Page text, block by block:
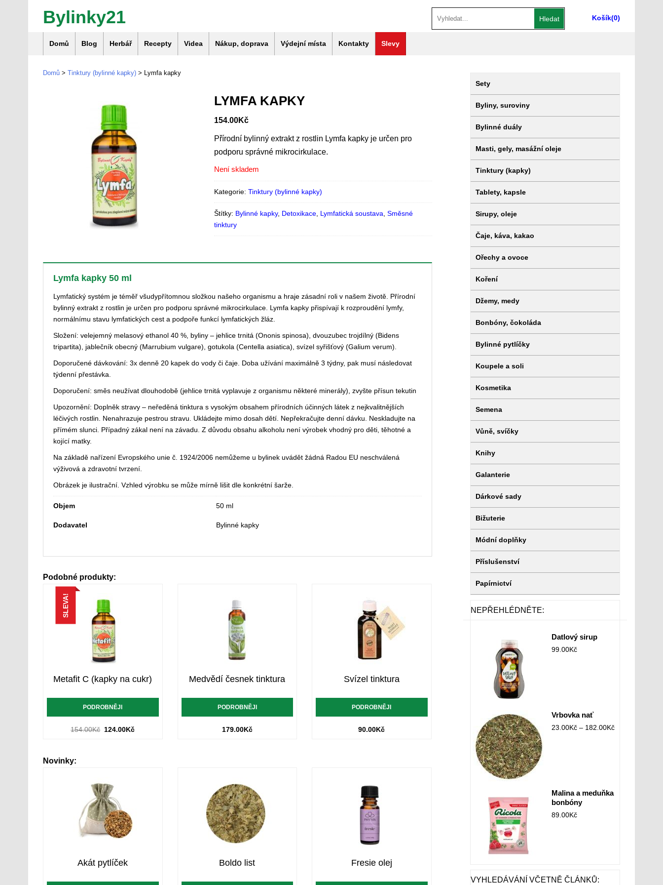
Bylinky21 Košík(0)
Hledat
Domů Blog Herbář Recepty Videa Nákup, doprava Výdejní místa Kontakty Slevy
Domů > Tinktury (bylinné kapky) > Lymfa kapky
LYMFA KAPKY
154.00Kč
Přírodní bylinný extrakt z rostlin Lymfa kapky je určen pro
podporu správné mikrocirkulace.
Není skladem
Kategorie:Tinktury (bylinné kapky)
Štítky: Bylinné kapky, Detoxikace Lymfatická soustava ,Směsné
tinktury
Lymfa kapky 50 ml
Lymfatický systém je téměř všudypřítomnou složkou našeho organismu a hraje zásadní roli v našem životě. Přírodní
bylinný extrakt z rostlin je určen pro podporu správné mikrocirkulace. Lymfa kapky přispívají k rozproudění lymfy,
normálnímu stavu lymfatických cest a podpoře funkcí lymfatických žláz.
Složení: velejemný melasový ethanol 40 %, byliny – jehlice trnitá (Ononis spinosa), dvouzubec trojdílný (Bidens
tripartita), jablečník obecný (Marrubium vulgare), gotukola (Centella asiatica), svízel syřišťový (Galium verum).
Doporučené dávkování: 3x denně 20 kapek do vody či čaje. Doba užívání maximálně 3 týdny, pak musí následovat
týdenní přestávka.
Doporučení: směs neužívat dlouhodobě (jehlice trnitá vyplavuje z organismu některé minerály), zvyšte přísun tekutin
Upozornění: Doplněk stravy – neředěná tinktura s vysokým obsahem přírodních účinných látek z nejkvalitnějších
léčivých rostlin. Nenahrazuje pestrou stravu. Ukládejte mimo dosah dětí. Nepřekračujte denní dávku. Neskladujte na
přímém slunci. Případný zákal není na závadu. Z důvodu obsahu alkoholu není výrobek vhodný pro děti, těhotné a
kojící matky.
Na základě nařízení Evropského unie č. 1924/2006 nemůžeme u bylinek uvádět žádná Radou EU neschválená
výživová a zdravotní tvrzení.
Obrázek je ilustrační. Vzhled výrobku se může mírně lišit dle konkrétní šarže.
Objem 50 ml
Dodavatel Bylinné kapky
Podobné produkty:
SLEVA!
Metafit C (kapky na cukr)
PODROBNĚJI
154.00Kč 124.00Kč
Medvědí česnek tinktura
PODROBNĚJI
179.00Kč
Svízel tinktura
PODROBNĚJI
90.00Kč
Novinky:
Akát pytlíček Boldo list Fresie olej
Sety
Byliny, suroviny
Bylinné duály
Masti, gely, masážní oleje
Tinktury (kapky)
Tablety, kapsle
Sirupy, oleje
Čaje, káva, kakao
Ořechy a ovoce
Koření
Džemy, medy
Bonbóny, čokoláda
Bylinné pytlíčky
Koupele a soli
Kosmetika
Semena
Vůně, svíčky
Knihy
Galanterie
Dárkové sady
Bižuterie
Módní doplňky
Příslušenství
Papírnictví
NEPŘEHLÉDNĚTE:
Datlový sirup
99.00Kč
Vrbovka nať
23.00Kč– 182.00Kč
Malina a meduňka
bonbóny
89.00Kč
VYHLEDÁVÁNÍ VČETNĚ ČLÁNKŮ: